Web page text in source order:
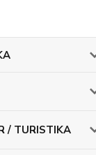
/ TURISTIKA